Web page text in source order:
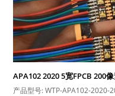
APA102 2020 5宽FPCB 200
产品型号: WTP-APA102-2020-